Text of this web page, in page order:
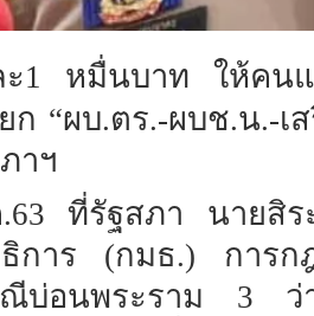
ะ1 หมื่นบาท ให้คน
ยก “ผบ.ตร.-ผบช.น.-
าฯ
ที่รัฐสภา นายสิร
การ (กมธ.)
การก
บ่อนพระราม 3
ว่